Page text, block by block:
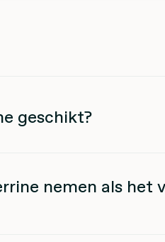
geschikt?
nemen als het